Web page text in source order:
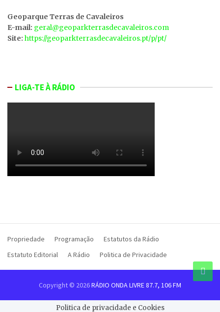
Geoparque Terras de Cavaleiros
E-mail: geral@geoparkterrasdecavaleiros.com
Site: https://geoparkterrasdecavaleiros.pt/p/pt/
LIGA-TE À RÁDIO
Propriedade Programação
Estatutos da Rádio
Estatuto Editorial
A Rádio Politica de Privacidade
Copyright © 2026RÁDIO ONDA LIVRE 87.7, 106 FM
Politica de privacidade e Cookies